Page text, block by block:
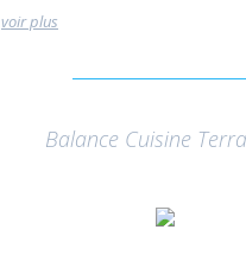
voir plus
Balance Cuisine